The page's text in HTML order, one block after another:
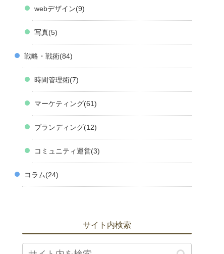
webデザイン 9
写真 5
戦略・戦術 84
時間管理術 7
マーケティング 61
ブランディング 12
コミュニティ運営 3
コラム 24
サイト内検索